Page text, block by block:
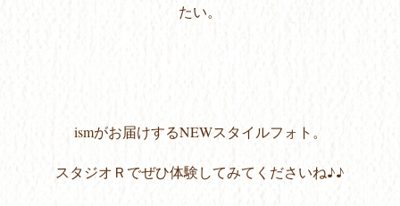
たい。
ismがお届けするNEWスタイルフォト。
スタジオＲでぜひ体験してみてくださいね♪♪